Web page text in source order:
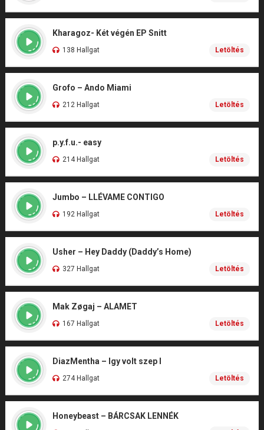
Kharagoz- Két végén EP Snitt
138 Hallgat Letöltés
Grofo – Ando Miami
212 Hallgat Letöltés
p.y.f.u.- easy
214 Hallgat Letöltés
Jumbo – LLÉVAME CONTIGO
192 Hallgat Letöltés
Usher – Hey Daddy (Daddy’s Home)
327 Hallgat Letöltés
Mak Zøgaj – ALAMET
167 Hallgat Letöltés
DiazMentha – Igy volt szep I
274 Hallgat Letöltés
Honeybeast – BÁRCSAK LENNÉK